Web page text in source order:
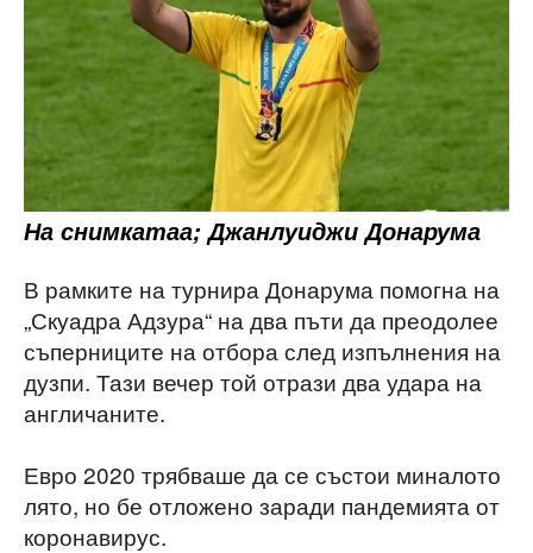
На снимкатаа; Джанлуиджи Донарума
В рамките на турнира Донарума помогна на
„Скуадра Адзура“ на два пъти да преодолее
съперниците на отбора след изпълнения на
дузпи. Тази вечер той отрази два удара на
англичаните.
Евро 2020 трябваше да се състои миналото
лято, но бе отложено заради пандемията от
коронавирус.